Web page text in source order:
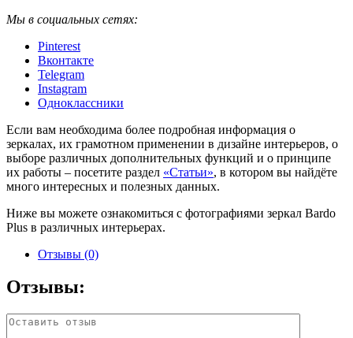
Мы в социальных сетях:
Pinterest
Вконтакте
Telegram
Instagram
Одноклассники
Если вам необходима более подробная информация о
зеркалах, их грамотном применении в дизайне интерьеров, о
выборе различных дополнительных функций и о принципе
их работы – посетите раздел «Статьи», в котором вы найдёте
много интересных и полезных данных.
Ниже вы можете ознакомиться с фотографиями зеркал Bardo
Plus в различных интерьерах.
Отзывы (0)
Отзывы: